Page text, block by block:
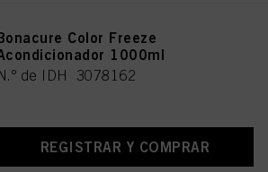
Color Freeze
1000ml
de IDH 3078162
REGISTRAR Y COMPRAR